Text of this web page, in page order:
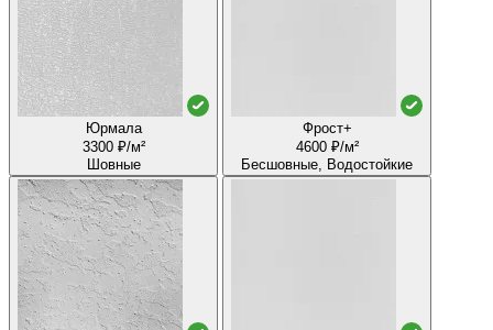
Юрмала
3300 ₽/м²
Шовные
Фрост+
4600 ₽/м²
Бесшовные, Водостойкие